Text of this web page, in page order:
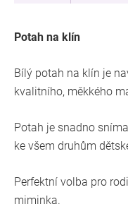
Potah na klín
Bílý potah na klín je
kvalitního, měkkého
Potah je snadno
ke všem druhům
Perfektní volba pro
miminka.